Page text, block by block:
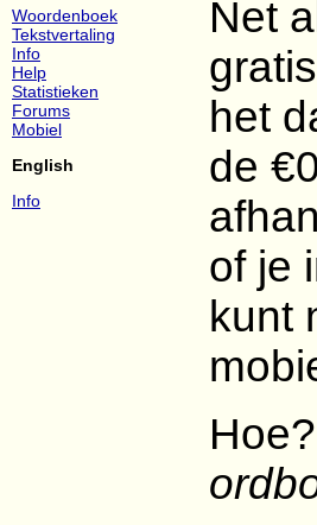
Net
het
de
of je
kunt
Woordenboek
Tekstvertaling
Info
Help
Statistieken
Forums
Mobiel
English
Info